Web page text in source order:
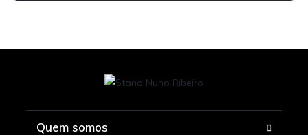
Quem somos